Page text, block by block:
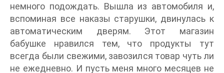
немного подождать. Вышла из автомобиля и,
вспоминая все наказы старушки, двинулась к
автоматическим дверям. Этот магазин
бабушке нравился тем, что продукты тут
всегда были свежими, завозился товар чуть ли
не ежедневно. И пусть меня много месяцев не